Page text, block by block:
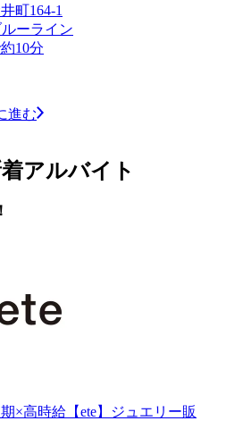
町164-1
ーライン
10分
進む
アルバイト
×高時給【ete】ジュエリー販